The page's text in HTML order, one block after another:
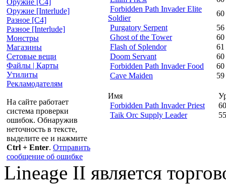
Оружие [С4]
Оружие [Interlude]
Разное [C4]
Разное [Interlude]
Монстры
Магазины
Сетовые вещи
Файлы | Карты
Утилиты
Рекламодателям
На сайте работает
система проверки
ошибок. Обнаружив
неточность в тексте,
выделите ее и нажмите
Ctrl + Enter. Отправить
сообщение об ошибке
Forbidden Path Invader Elite
Soldier
60
Purgatory Serpent
56
Ghost of the Tower
60
Flash of Splendor
61
Doom Servant
60
Forbidden Path Invader Food
60
Cave Maiden
59
Имя
Forbidden Path Invader Priest
60
Taik Orc Supply Leader
55
Lineage II является